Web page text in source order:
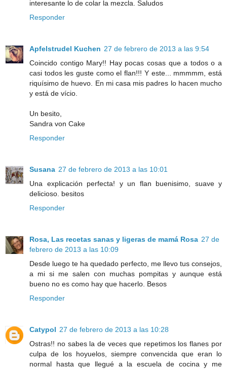
interesante lo de colar la mezcla. Saludos
Responder
Apfelstrudel Kuchen 27 de febrero de 2013 a las 9:54
Coincido contigo Mary!! Hay pocas cosas que a todos o a
casi todos les guste como el flan!!! Y este... mmmmm, está
riquísimo de huevo. En mi casa mis padres lo hacen mucho
y está de vício.
Un besito,
Sandra von Cake
Responder
Susana 27 de febrero de 2013 a las 10:01
Una explicación perfecta! y un flan buenisimo, suave y
delicioso. besitos
Responder
Rosa, Las recetas sanas y ligeras de mamá Rosa 27 de
febrero de 2013 a las 10:09
Desde luego te ha quedado perfecto, me llevo tus consejos,
a mi si me salen con muchas pompitas y aunque está
bueno no es como hay que hacerlo. Besos
Responder
Catypol 27 de febrero de 2013 a las 10:28
Ostras!! no sabes la de veces que repetimos los flanes por
culpa de los hoyuelos, siempre convencida que eran lo
normal hasta que llegué a la escuela de cocina y me